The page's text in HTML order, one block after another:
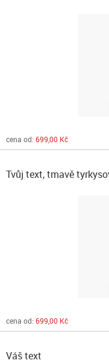
cena od: 699,00 Kč
Tvůj text, tmavě
cena od: 699,00 Kč
Váš text